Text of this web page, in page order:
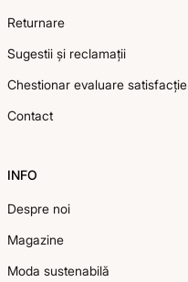
Returnare
Sugestii și reclamații
Chestionar evaluare satisfacție
Contact
INFO
Despre noi
Magazine
Moda sustenabilă